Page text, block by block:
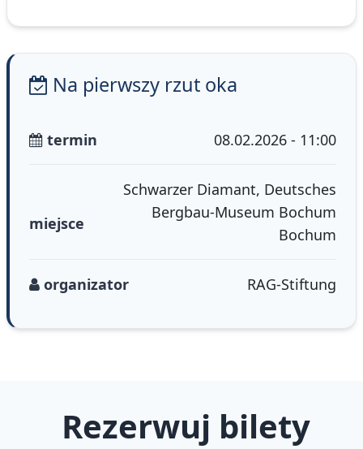
Na pierwszy rzut oka
termin 08.02.2026 - 11:00
miejsce
Schwarzer Diamant, Deutsches
Bergbau-Museum Bochum
Bochum
organizator RAG-Stiftung
Rezerwuj bilety